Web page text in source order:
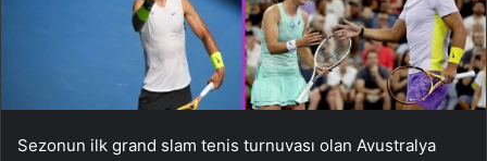
Sezonun ilk grand slam tenis turnuvası olan Avustralya